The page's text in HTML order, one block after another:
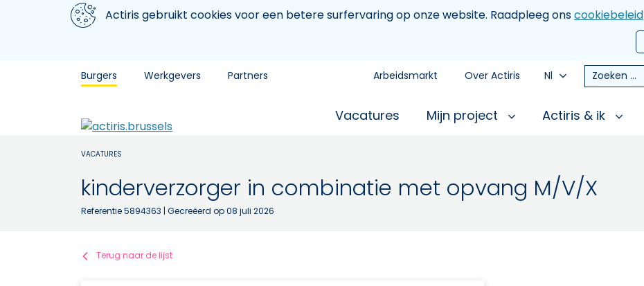
Aller au contenu principal
We gebruiken cookiesActiris gebruikt cookies voor een betere surfervaring op onze website. Raadpleeg onscookiebeleid
Burgers Werkgevers Partners Arbeidsmarkt Over Actiris Nl Zoeken
Vacatures Mijn project Actiris & ik
VACATURES
kinderverzorger in combinatie met opvang M/V/X
Referentie 5894363 | Gecreëerd op 08 juli 2026
Terug naar de lijst